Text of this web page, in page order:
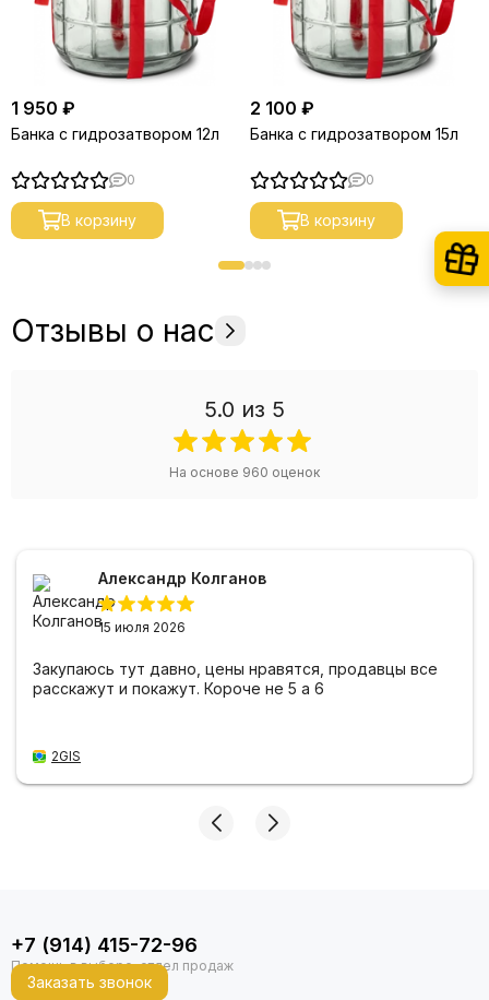
1 950 ₽
Банка с гидрозатвором 12л
0
В корзину
2 100 ₽
Банка с гидрозатвором 15л
0
В корзину
Отзывы о нас
5.0 из 5
На основе 960 оценок
Александр Колганов
15 июля 2026
Закупаюсь тут давно, цены нравятся, продавцы все
расскажут и покажут. Короче не 5 а 6
2GIS
+7 (914) 415-72-96
Заказать звонок